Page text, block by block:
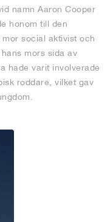
namn Aaron Cooper
honom till den
social aktivist och
mors sida av
hade varit involverade
roddare, vilket gav